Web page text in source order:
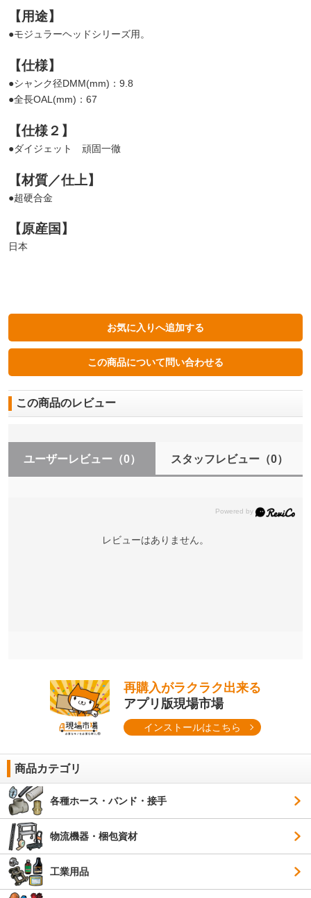
【用途】
●モジュラーヘッドシリーズ用。
【仕様】
●シャンク径DMM(mm)：9.8
●全長OAL(mm)：67
【仕様２】
●ダイジェット 頑固一徹
【材質／仕上】
●超硬合金
【原産国】
日本
この商品のレビュー
ユーザーレビュー （0） スタッフレビュー（0）
レビューはありません。
再購入がラクラク出来る
アプリ版現場市場
インストールはこちら
商品カテゴリ
各種ホース・バンド・接手
物流機器・梱包資材
工業用品